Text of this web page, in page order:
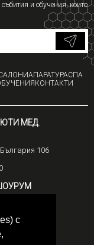
с
и обучения, които
АПАРАТУРАСПА
КОНТАКТИ
МЕД.
106
Стефан